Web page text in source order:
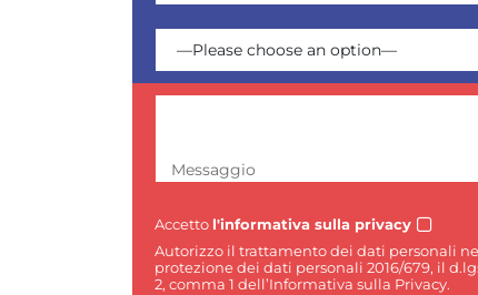
Messaggio
Accetto l'informativa sulla privacy
Autorizzo il trattamento dei dati personali
protezione dei dati personali 2016/679, il
2, comma 1 dell’Informativa sulla Privacy.